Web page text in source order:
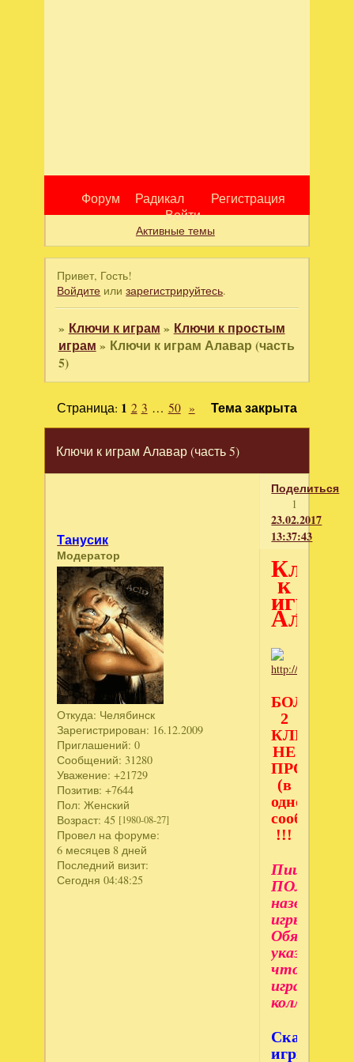
Форум Радикал
Регистрация
Войти
Активные темы
Привет, Гость!
Войдите илизарегистрируйтесь.
» Ключи к играм » Ключи к простым
играм » Ключи к играм Алавар (часть
5)
Ключи к играм Алавар (часть 5)
Страница: 1 2 3 … 50 » Тема закрыта
Поделиться
1
23.02.2017
13:37:43
Танусик
Модератор
Откуда: Челябинск
Зарегистрирован: 16.12.2009
Приглашений: 0
Сообщений: 31280
Уважение: +21729
Позитив: +7644
Пол: Женский
Возраст: 45 [1980-08-27]
Провел на форуме:
6 месяцев 8 дней
Последний визит:
Сегодня 04:48:25
Ключи
к
играм
Алавар
БОЛЬШЕ
2
КЛЮЧЕЙ
НЕ
ПРОСИМ
(в
одном
!!!
Пишите
ПОЛНОЕ
название
игры.
что
игра
игры